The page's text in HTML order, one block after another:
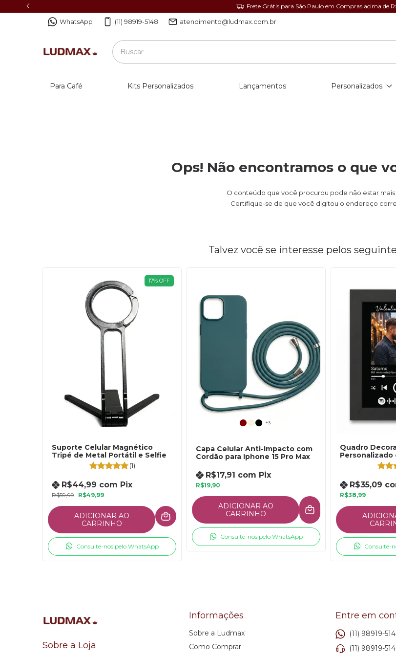
Frete Grátis para São Paulo em Compras acima de
WhatsApp (11) 98919-5148 atendimento@ludmax.com.br
Para Café Kits Personalizados Lançamentos Personalizados
Ops! Não encontramos o que
O conteúdo que você procurou pode não estar mais
Certifique-se de que você digitou o endereço
Talvez você se interesse pelos
17% OFF
Suporte Celular Magnético
Tripé de Metal Portátil e Selfie
(1)
R$59,99 R$49,99
R$44,99 com Pix
ADICIONAR AO
CARRINHO
Consulte-nos pelo WhatsApp
+3
Capa Celular Anti-Impacto com
Cordão para Iphone 15 Pro Max
R$19,90
R$17,91 com Pix
ADICIONAR AO
CARRINHO
Consulte-nos pelo WhatsApp
Quadro
Personalizado
R$38,99
R$35,09
Consulte-
Sobre a Loja
Informações
Sobre a Ludmax
Como Comprar
Entre em
(11) 98919-
(11) 98919-